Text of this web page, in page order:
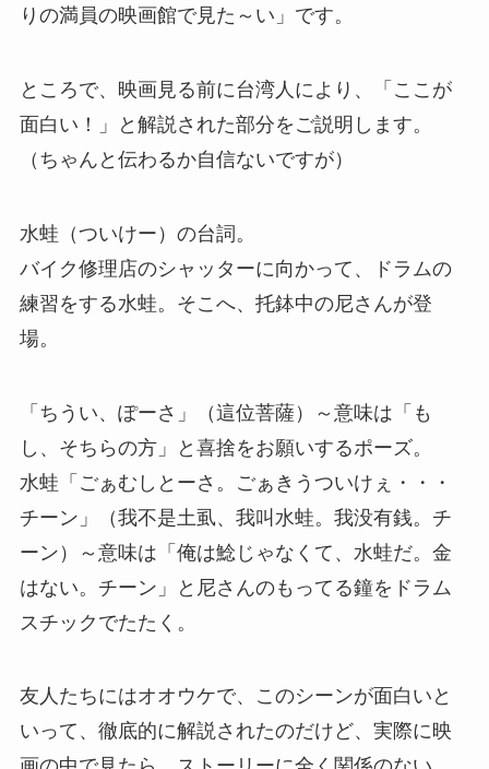
りの満員の映画館で見た～い」です。
ところで、映画見る前に台湾人により、「ここが
面白い！」と解説された部分をご説明します。
（ちゃんと伝わるか自信ないですが）
水蛙（ついけー）の台詞。
バイク修理店のシャッターに向かって、ドラムの
練習をする水蛙。そこへ、托鉢中の尼さんが登
場。
「ちうい、ぽーさ」（這位菩薩）～意味は「も
し、そちらの方」と喜捨をお願いするポーズ。
水蛙「ごぁむしとーさ。ごぁきうついけぇ・・・
チーン」（我不是土虱、我叫水蛙。我没有銭。チ
ーン）～意味は「俺は鯰じゃなくて、水蛙だ。金
はない。チーン」と尼さんのもってる鐘をドラム
スチックでたたく。
友人たちにはオオウケで、このシーンが面白いと
いって、徹底的に解説されたのだけど、実際に映